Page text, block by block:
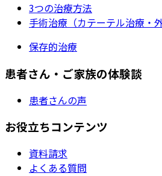
3つの治療方法
手術治療（カテーテル治療・
保存的治療
患者さん・ご家族の体験談
患者さんの声
お役立ちコンテンツ
資料請求
よくある質問